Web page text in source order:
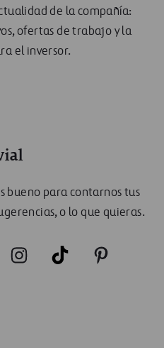
de la compañía:
ofertas de trabajo y la
el inversor.
bueno para contarnos tus
o lo que quieras.